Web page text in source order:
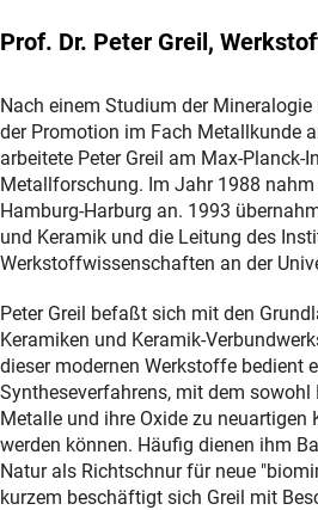
Prof. Dr. Peter Greil,
Nach einem Studium der
der Promotion im Fach Metallkunde
arbeitete Peter Greil am Max-Planck-
Metallforschung. Im Jahr 1988 nahm
Hamburg-Harburg an. 1993
und Keramik und die Leitung des
Werkstoffwissenschaften an der
Peter Greil befaßt sich mit den
Keramiken und Keramik-
dieser modernen Werkstoffe bedient
Syntheseverfahrens, mit dem sowohl
Metalle und ihre Oxide zu neuartigen
werden können. Häufig dienen ihm
Natur als Richtschnur für neue
kurzem beschäftigt sich Greil mit